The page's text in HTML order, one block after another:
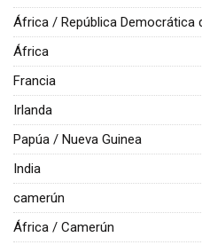
África / República Democrática
África
Francia
Irlanda
Papúa / Nueva Guinea
India
camerún
África / Camerún